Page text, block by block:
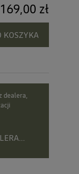
zł
KOSZYKA
dealera,